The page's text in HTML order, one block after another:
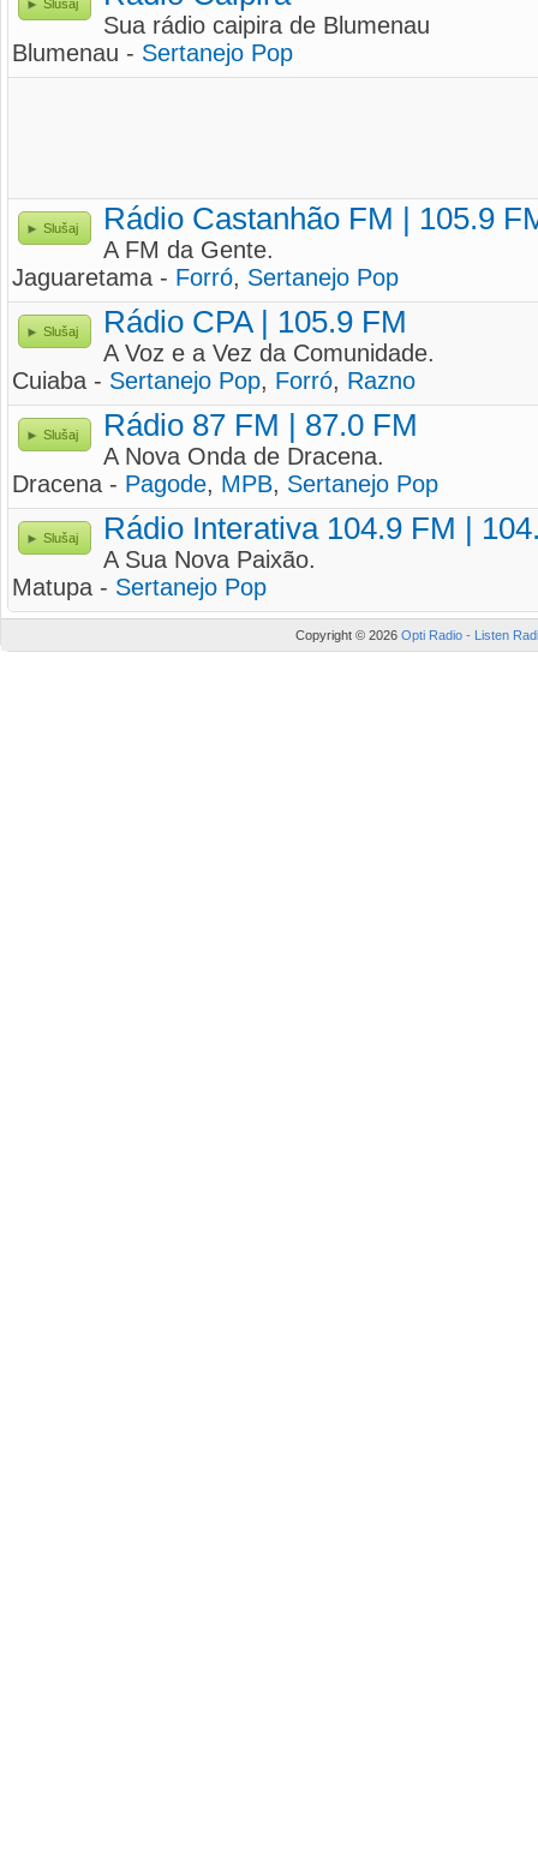
Slušaj
Sua rádio caipira de Blumenau
Blumenau - Sertanejo Pop
Slušaj Rádio Castanhão FM | 105.9
A FM da Gente.
Jaguaretama - Forró, Sertanejo Pop
Slušaj Rádio CPA | 105.9 FM
A Voz e a Vez da Comunidade.
Cuiaba - Sertanejo Pop, Forró, Razno
Slušaj Rádio 87 FM | 87.0 FM
A Nova Onda de Dracena.
Dracena - Pagode, MPB, Sertanejo Pop
Slušaj Rádio Interativa 104.9 FM |
A Sua Nova Paixão.
Matupa - Sertanejo Pop
Copyright © 2026 Opti Radio - Listen